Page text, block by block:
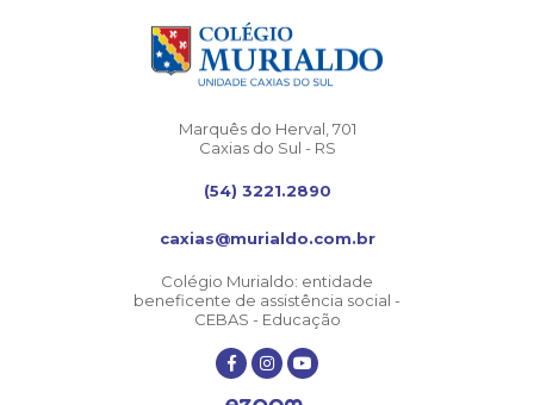
Marquês do Herval, 701
Caxias do Sul - RS
(54) 3221.2890
caxias@murialdo.com.br
Colégio Murialdo: entidade
beneficente de assistência social -
CEBAS - Educação